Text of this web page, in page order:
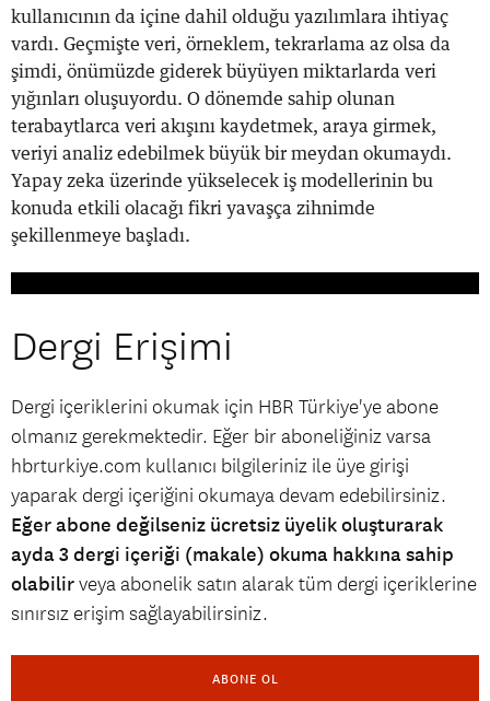
kullanıcının da içine dahil olduğu yazılımlara ihtiyaç
vardı. Geçmişte veri, örneklem, tekrarlama az olsa da
şimdi, önümüzde giderek büyüyen miktarlarda veri
yığınları oluşuyordu. O dönemde sahip olunan
terabaytlarca veri akışını kaydetmek, araya girmek,
veriyi analiz edebilmek büyük bir meydan okumaydı.
Yapay zeka üzerinde yükselecek iş modellerinin bu
konuda etkili olacağı fikri yavaşça zihnimde
şekillenmeye başladı.
Dergi Erişimi
Dergi içeriklerini okumak için HBR Türkiye'ye abone
olmanız gerekmektedir. Eğer bir aboneliğiniz varsa
hbrturkiye.com kullanıcı bilgileriniz ile üye girişi
yaparak dergi içeriğini okumaya devam edebilirsiniz.
Eğer abone değilseniz ücretsiz üyelik oluşturarak
ayda 3 dergi içeriği (makale) okuma hakkına sahip
olabilirveya abonelik satın alarak tüm dergi içeriklerine
sınırsız erişim sağlayabilirsiniz.
ABONE OL